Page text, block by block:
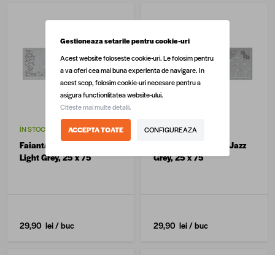
ÎN STOC
Faianta decorativa Jazz
Light Grey, 25 x 75
29,90 lei/ buc
ÎN STOC
Faianta decorativa Jazz
Grey, 25 x 75
29,90 lei/ buc
Gestioneaza setarile pentru cookie-uri
Acest website foloseste cookie-uri. Le folosim pentru
a va oferi cea mai buna experienta de navigare. In
acest scop, folosim cookie-uri necesare pentru a
asigura functionlitatea website-ului.
Citeste mai multe detalii.
ACCEPTA TOATE CONFIGUREAZA